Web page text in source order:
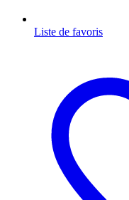
Liste de favoris